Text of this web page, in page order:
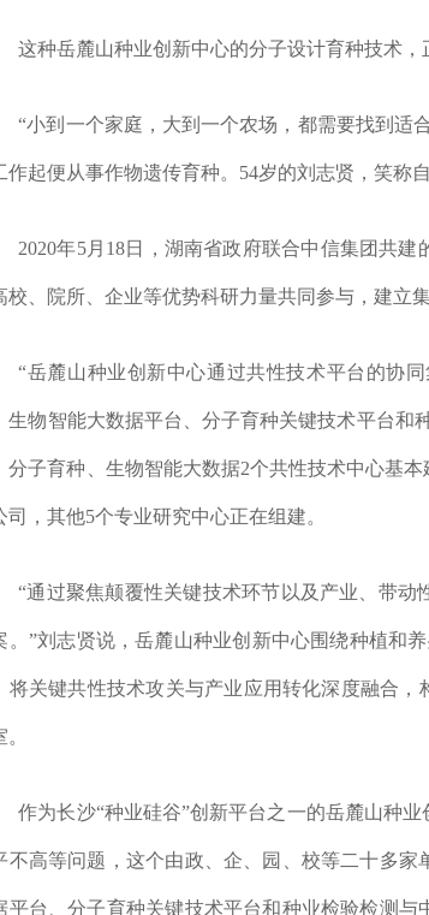
这种岳麓山种业创新中心的分子设计育种技术，
“小到一个家庭，大到一个农场，都需要找到适
作起便从事作物遗传育种。54岁的刘志贤，笑称自
2020年5月18日，湖南省政府联合中信集团共
校、院所、企业等优势科研力量共同参与，建立
“岳麓山种业创新中心通过共性技术平台的协
生物智能大数据平台、分子育种关键技术平台和
分子育种、生物智能大数据2个共性技术中心基
司，其他5个专业研究中心正在组建。
“通过聚焦颠覆性关键技术环节以及产业、带
。”刘志贤说，岳麓山种业创新中心围绕种植和
将关键共性技术攻关与产业应用转化深度融合，
作为长沙“种业硅谷”创新平台之一的岳麓山种
不高等问题，这个由政、企、园、校等二十多
平台、分子育种关键技术平台和种业检验检测